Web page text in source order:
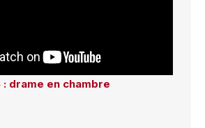
: drame en chambre